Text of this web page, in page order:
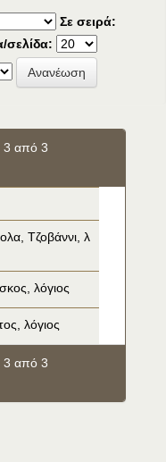
Σε σειρά:
σελίδα:
3 από 3
Τζοβάννι, λ
λόγιος
λόγιος
3 από 3